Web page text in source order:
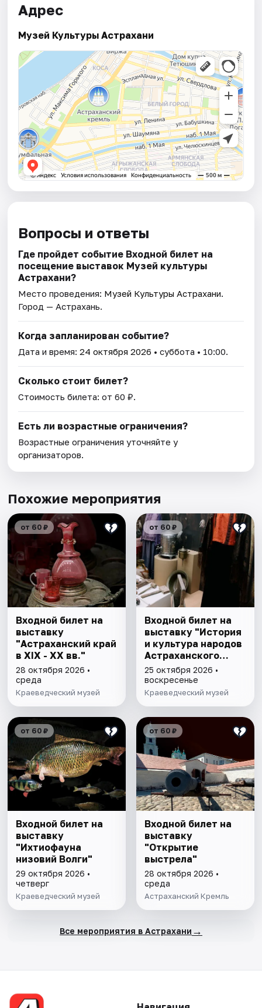
Адрес
Музей Культуры Астрахани
Вопросы и ответы
Где пройдет событие Входной билет на
посещение выставок Музей культуры
Астрахани?
Место проведения: Музей Культуры Астрахани.
Город — Астрахань.
Когда запланирован событие?
Дата и время:24 октября 2026 • суббота • 10:00.
Сколько стоит билет?
Стоимость билета: от 60 ₽.
Есть ли возрастные ограничения?
Возрастные ограничения уточняйте у
организаторов.
Похожие мероприятия
от 60 ₽
Входной билет на
выставку
"Астраханский край
в XIX - XX вв."
28 октября 2026 •
среда
Краеведческий музей
от 60 ₽
Входной билет на
выставку "История
и культура народов
Астраханского
края"
25 октября 2026 •
воскресенье
Краеведческий музей
от 60 ₽
Входной билет на
выставку
"Ихтиофауна
низовий Волги"
29 октября 2026 •
четверг
Краеведческий музей
от 60 ₽
Входной билет на
выставку
"Открытие
выстрела"
28 октября 2026 •
среда
Астраханский Кремль
Все мероприятия в Астрахани →